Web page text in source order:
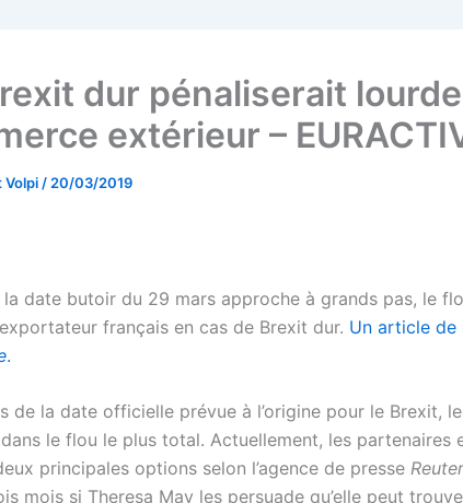
dur pénaliserait
extérieur –
Volpi / 20/03/2019
la date butoir du 29 mars approche à grands pas, le
exportateur français en cas de Brexit dur. Un article de
.
de la date officielle prévue à l’origine pour le Brexit,
le flou le plus total. Actuellement, les partenaires
principales options selon l’agence de presse
mois si Theresa May les persuade qu’elle peut